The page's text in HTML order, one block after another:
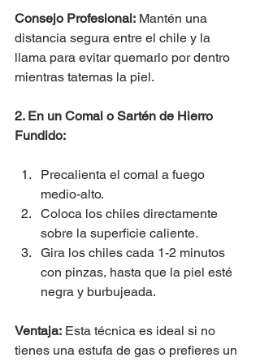
Consejo Profesional: Mantén una
distancia segura entre el chile y la
llama para evitar quemarlo por dentro
mientras tatemas la piel.
2. En un Comal o Sartén de Hierro
Fundido:
Precalienta el comal a fuego
medio-alto.
Coloca los chiles directamente
sobre la superficie caliente.
Gira los chiles cada 1-2 minutos
con pinzas, hasta que la piel esté
negra y burbujeada.
Ventaja: Esta técnica es ideal si no
tienes una estufa de gas o prefieres un